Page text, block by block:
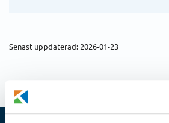
Senast uppdaterad: 2026-01-23